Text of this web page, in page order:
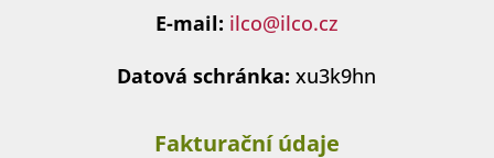
E-mail: ilco@ilco.cz
Datová schránka: xu3k9hn
Fakturační údaje